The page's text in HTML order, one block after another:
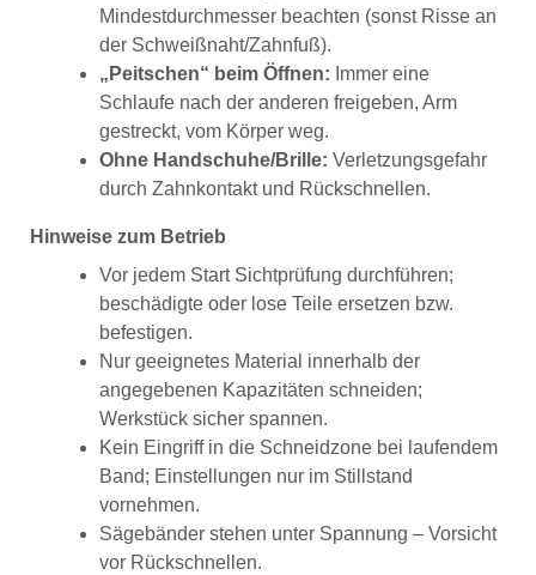
Mindestdurchmesser beachten (sonst Risse an
der Schweißnaht/Zahnfuß).
„Peitschen“ beim Öffnen: Immer eine
Schlaufe nach der anderen freigeben, Arm
gestreckt, vom Körper weg.
Ohne Handschuhe/Brille: Verletzungsgefahr
durch Zahnkontakt und Rückschnellen.
Hinweise zum Betrieb
Vor jedem Start Sichtprüfung durchführen;
beschädigte oder lose Teile ersetzen bzw.
befestigen.
Nur geeignetes Material innerhalb der
angegebenen Kapazitäten schneiden;
Werkstück sicher spannen.
Kein Eingriff in die Schneidzone bei laufendem
Band; Einstellungen nur im Stillstand
vornehmen.
Sägebänder stehen unter Spannung – Vorsicht
vor Rückschnellen.